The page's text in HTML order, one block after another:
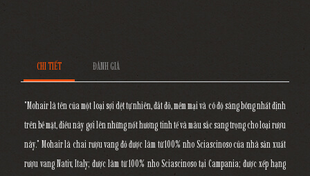
CHI TIẾT ĐÁNH GIÁ
"Mohair là tên của một loại sợi dệt tự nhiên, đắt đỏ, mềm mại và có độ sáng bóng nhất định
trên bề mặt, điều này gợi lên những nốt hương tinh tế và màu sắc sang trọng cho loại rượu
này." Mohair là chai rượu vang đỏ được làm từ 100% nho Sciascinoso của nhà sản xuất
rượu vang Nativ, Italy; được làm từ 100% nho Sciascinoso tại Campania; được xếp hạng